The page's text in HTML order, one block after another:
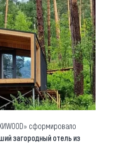
сформировало
загородный отель из